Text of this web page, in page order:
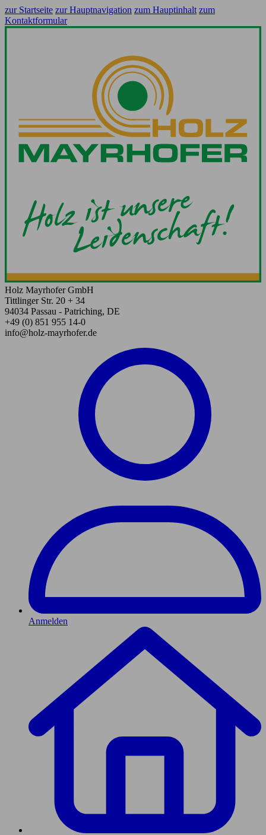
zur Startseite zur Hauptnavigation zum Hauptinhalt zum
Kontaktformular
Holz Mayrhofer GmbH
Tittlinger Str. 20 + 34
94034 Passau - Patriching, DE
+49 (0) 851 955 14-0
info@holz-mayrhofer.de
Anmelden